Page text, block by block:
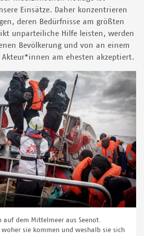
Einsätze. Daher konzentrieren
deren Bedürfnisse am größten
unparteiliche Hilfe leisten, werden
Bevölkerung und von an einem
am ehesten akzeptiert.
auf dem Mittelmeer aus Seenot.
sie kommen und weshalb sie sich